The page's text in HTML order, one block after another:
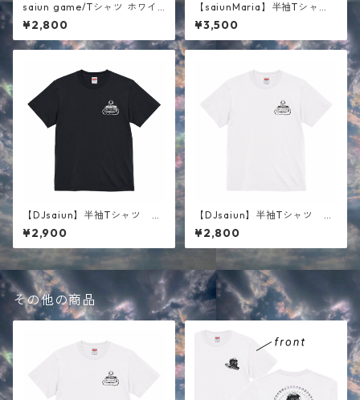
saiun game/Tシャツ ホワイ
ト
¥2,800
【saiunMaria】半袖Tシャ
ツ ホワイト
¥3,500
【DJsaiun】半袖Tシャツ ブ
ラック
¥2,900
【DJsaiun】半袖Tシャツ ホ
ワイト
¥2,800
その他の商品